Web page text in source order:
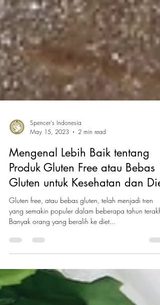
May 15, 2023
2 min read
Mengenal Lebih Baik tentang
Produk Gluten Free atau Bebas
Gluten untuk Kesehatan dan Diet
Gluten free, atau bebas gluten, telah menjadi tren
Banyak orang yang beralih ke diet...